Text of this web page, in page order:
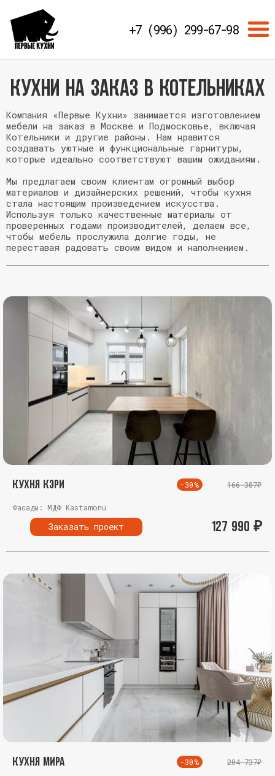
+7 (996) 299-67-98
Кухни НА ЗАКАЗ в Котельниках
Компания «Первые Кухни» занимается изготовлением
мебели на заказ в Москве и Подмосковье, включая
Котельники и другие районы. Нам нравится
создавать уютные и функциональные гарнитуры,
которые идеально соответствуют вашим ожиданиям.
Мы предлагаем своим клиентам огромный выбор
материалов и дизайнерских решений, чтобы кухня
стала настоящим произведением искусства.
Используя только качественные материалы от
проверенных годами производителей, делаем все,
чтобы мебель прослужила долгие годы, не
переставая радовать своим видом и наполнением.
Кухня Кэри -30% 166 387₽
Фасады: МДФ Kastamonu
Заказать проект 127 990 ₽
Кухня Мира -30% 204 737₽